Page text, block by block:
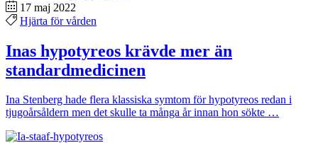
17 maj 2022
Hjärta för vården
Inas hypotyreos krävde mer än
standardmedicinen
Ina Stenberg hade flera klassiska symtom för hypotyreos redan i
tjugoårsåldern men det skulle ta många år innan hon sökte …